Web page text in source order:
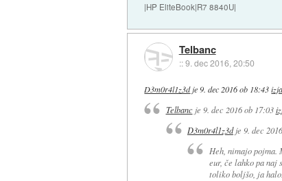
|HP EliteBook|R7 8840U|
Telbanc
::9. dec 2016, 20:50
D3m0r4l1z3dje 9. dec 2016 ob 18:43
Telbanc je 9. dec 2016 ob 17:03
D3m0r4l1z3dje 9. dec
Heh, nimajo pojma.
eur, če lahko pa naj
toliko boljšo, ja halo.